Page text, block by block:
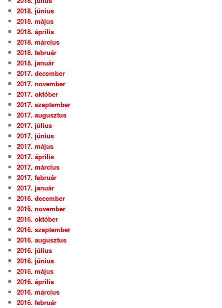
2018. június
2018. május
2018. április
2018. március
2018. február
2018. január
2017. december
2017. november
2017. október
2017. szeptember
2017. augusztus
2017. július
2017. június
2017. május
2017. április
2017. március
2017. február
2017. január
2016. december
2016. november
2016. október
2016. szeptember
2016. augusztus
2016. július
2016. június
2016. május
2016. április
2016. március
2016. február